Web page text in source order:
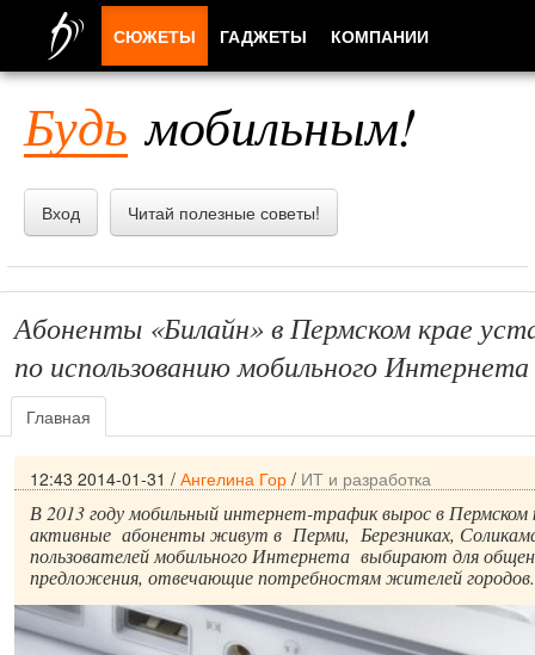
Будь мобильным!
Вход Читай полезные советы!
Абоненты «Билайн» в Пермском крае
по использованию мобильного Интернета
Главная
12:43 2014-01-31 / Ангелина Гор / ИТ и разработка
В 2013 году мобильный интернет-трафик вырос в
активные абоненты живут в Перми, Березниках,
пользователей мобильного Интернета выбирают для
предложения, отвечающие потребностям жителей городов.
СЮЖЕТЫ ГАДЖЕТЫ КОМПАНИИ
ПРИЛОЖЕНИЯ